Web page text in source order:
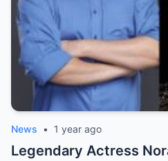
News • 1 year ago
Legendary Actress